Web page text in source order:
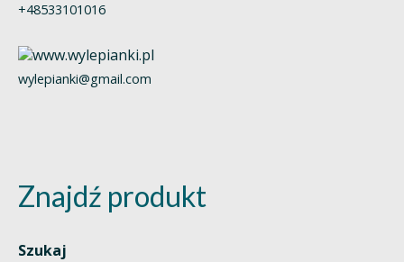
+48533101016
wylepianki@gmail.com
Znajdź produkt
Szukaj